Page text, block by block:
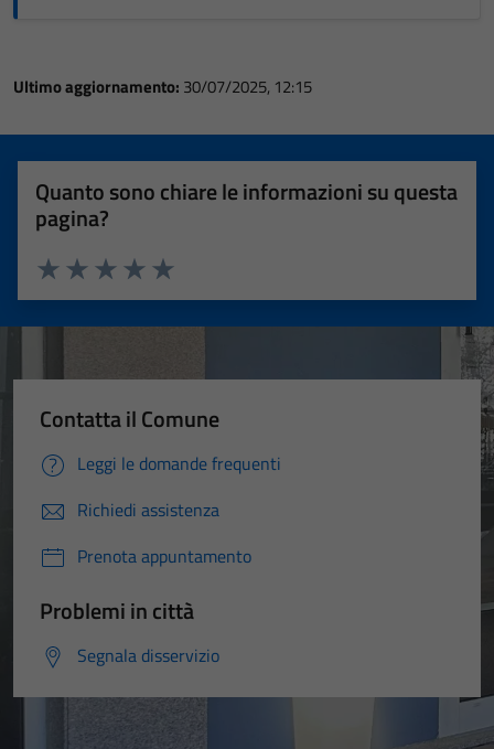
Ultimo aggiornamento: 30/07/2025, 12:15
Quanto sono chiare le informazioni su questa
pagina?
Valuta 5 stelle su 5
Valuta 4 stelle su 5
Valuta 3 stelle su 5
Valuta 2 stelle su 5
Valuta 1 stelle su 5
Contatta il Comune
Leggi le domande frequenti
Richiedi assistenza
Prenota appuntamento
Problemi in città
Segnala disservizio